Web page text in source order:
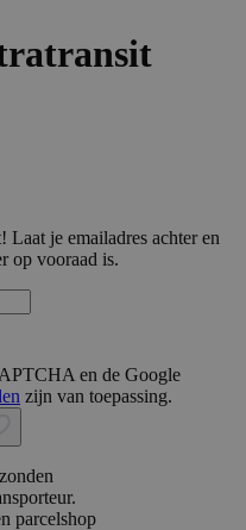
je emailadres achter en
op vooraad is.
en de Google
zijn van toepassing.
parcelshop